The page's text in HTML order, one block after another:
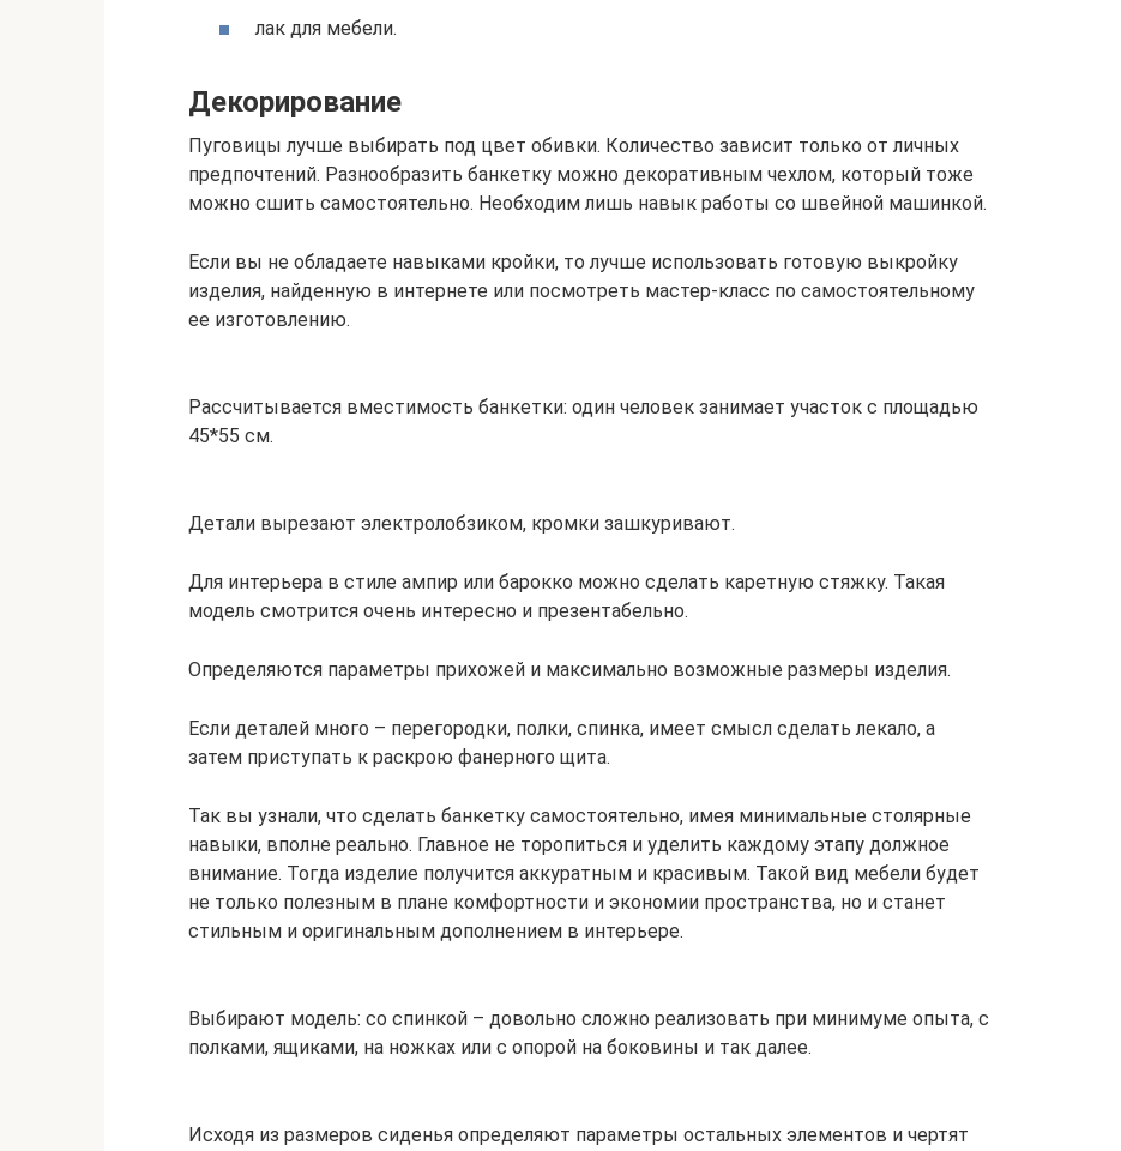
лак для мебели.
Декорирование
Пуговицы лучше выбирать под цвет обивки. Количество зависит только от личных
предпочтений. Разнообразить банкетку можно декоративным чехлом, который тоже
можно сшить самостоятельно. Необходим лишь навык работы со швейной машинкой.
Если вы не обладаете навыками кройки, то лучше использовать готовую выкройку
изделия, найденную в интернете или посмотреть мастер-класс по самостоятельному
ее изготовлению.
Рассчитывается вместимость банкетки: один человек занимает участок с площадью
45*55 см.
Детали вырезают электролобзиком, кромки зашкуривают.
Для интерьера в стиле ампир или барокко можно сделать каретную стяжку. Такая
модель смотрится очень интересно и презентабельно.
Определяются параметры прихожей и максимально возможные размеры изделия.
Если деталей много – перегородки, полки, спинка, имеет смысл сделать лекало, а
затем приступать к раскрою фанерного щита.
Так вы узнали, что сделать банкетку самостоятельно, имея минимальные столярные
навыки, вполне реально. Главное не торопиться и уделить каждому этапу должное
внимание. Тогда изделие получится аккуратным и красивым. Такой вид мебели будет
не только полезным в плане комфортности и экономии пространства, но и станет
стильным и оригинальным дополнением в интерьере.
Выбирают модель: со спинкой – довольно сложно реализовать при минимуме опыта, с
полками, ящиками, на ножках или с опорой на боковины и так далее.
Исходя из размеров сиденья определяют параметры остальных элементов и чертят